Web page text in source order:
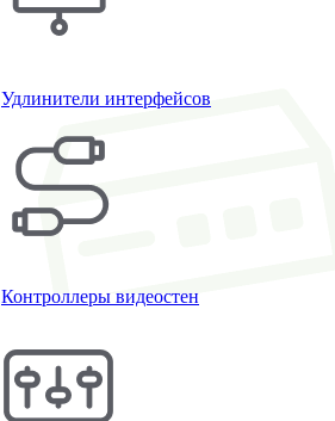
Удлинители интерфейсов
Контроллеры видеостен